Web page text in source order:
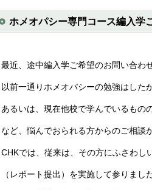
ホメオパシー専門コース編入学
最近、途中編入学ご希望のお問い合わ
以前一通りホメオパシーの勉強はした
あるいは、現在他校で学んでいるもの
など、悩んでおられる方からのご相談
CHKでは、従来は、その方にふさわし
（レポート提出）を実施して参りま